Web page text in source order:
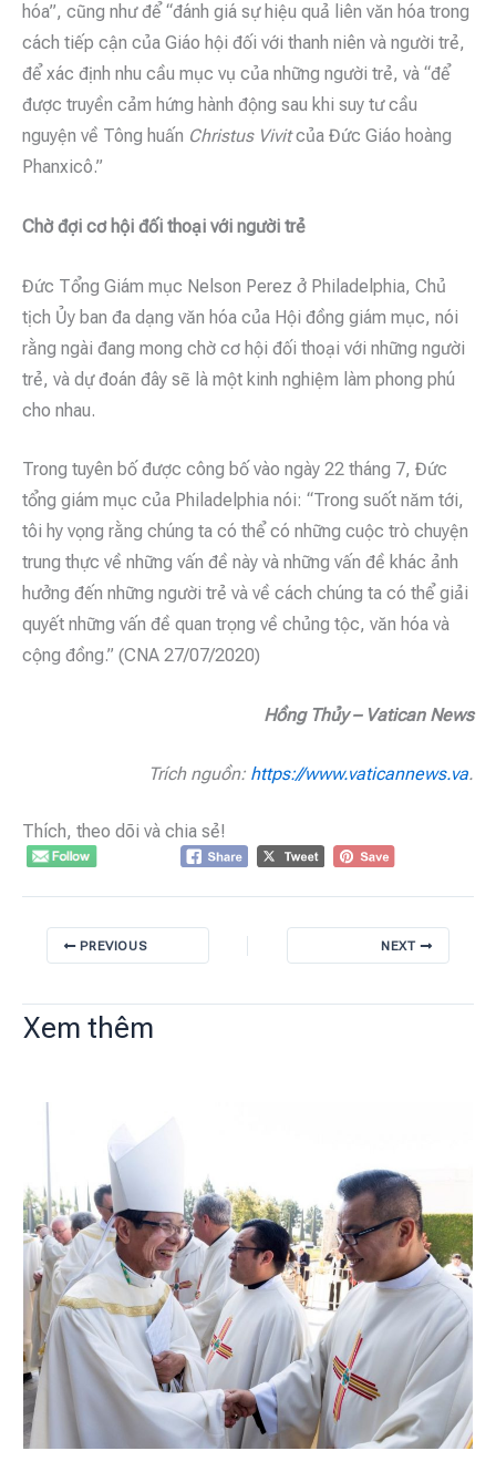
hóa”, cũng như để “đánh giá sự hiệu quả liên văn hóa trong
cách tiếp cận của Giáo hội đối với thanh niên và người trẻ,
để xác định nhu cầu mục vụ của những người trẻ, và “để
được truyền cảm hứng hành động sau khi suy tư cầu
nguyện về Tông huấn Christus Vivitcủa Đức Giáo hoàng
Phanxicô.”
Chờ đợi cơ hội đối thoại với người trẻ
Đức Tổng Giám mục Nelson Perez ở Philadelphia, Chủ
tịch Ủy ban đa dạng văn hóa của Hội đồng giám mục, nói
rằng ngài đang mong chờ cơ hội đối thoại với những người
trẻ, và dự đoán đây sẽ là một kinh nghiệm làm phong phú
cho nhau.
Trong tuyên bố được công bố vào ngày 22 tháng 7, Đức
tổng giám mục của Philadelphia nói: “Trong suốt năm tới,
tôi hy vọng rằng chúng ta có thể có những cuộc trò chuyện
trung thực về những vấn đề này và những vấn đề khác ảnh
hưởng đến những người trẻ và về cách chúng ta có thể giải
quyết những vấn đề quan trọng về chủng tộc, văn hóa và
cộng đồng.” (CNA 27/07/2020)
Hồng Thủy – Vatican News
Trích nguồn: https://www.vaticannews.va.
Thích, theo dõi và chia sẻ!
PREVIOUS NEXT
Xem thêm